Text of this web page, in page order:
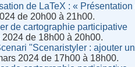
de LaTeX : «
de 20h00 à 21h00.
de cartographie participative
2024 de 18h00 à 20h00.
"Scenaristyler : ajouter
2024 de 17h00 à 18h00.